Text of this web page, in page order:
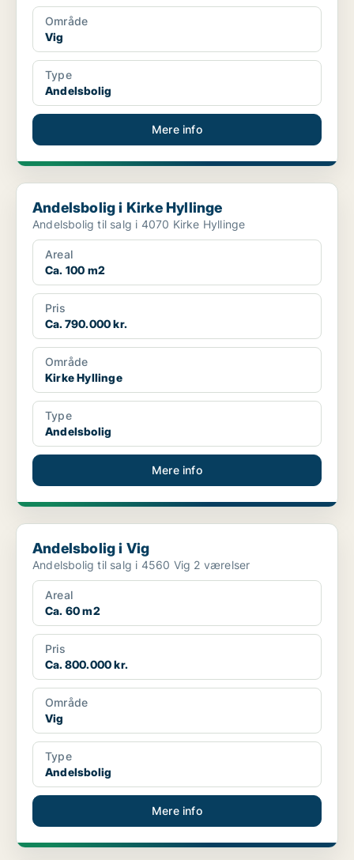
Område
Vig
Type
Andelsbolig
Mere info
Andelsbolig i Kirke Hyllinge
Andelsbolig i Kirke Hyllinge
Andelsbolig til salg i 4070 Kirke Hyllinge
Areal
Ca. 100 m2
Pris
Ca. 790.000 kr.
Område
Kirke Hyllinge
Type
Andelsbolig
Mere info
Andelsbolig i Vig
Andelsbolig i Vig
Andelsbolig til salg i 4560 Vig 2 værelser
Areal
Ca. 60 m2
Pris
Ca. 800.000 kr.
Område
Vig
Type
Andelsbolig
Mere info